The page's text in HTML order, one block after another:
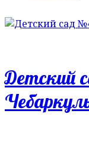
Детский